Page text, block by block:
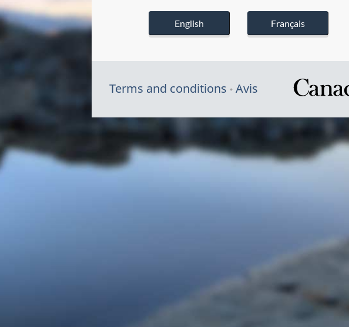
English Français
Terms and conditions Avis